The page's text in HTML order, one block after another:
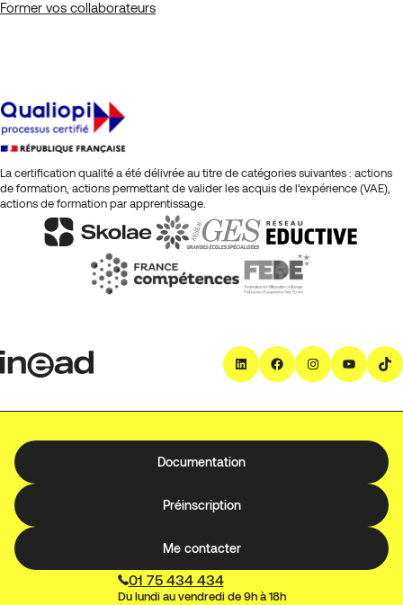
Former vos collaborateurs
La certification qualité a été délivrée au titre de catégories suivantes : actions
de formation, actions permettant de valider les acquis de l’expérience (VAE),
actions de formation par apprentissage.
LinkedIn
Facebook
Documentation
Préinscription
Me contacter
01 75 434 434
Du lundi au vendredi de 9h à 18h